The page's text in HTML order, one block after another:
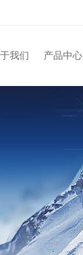
我们 产品中心